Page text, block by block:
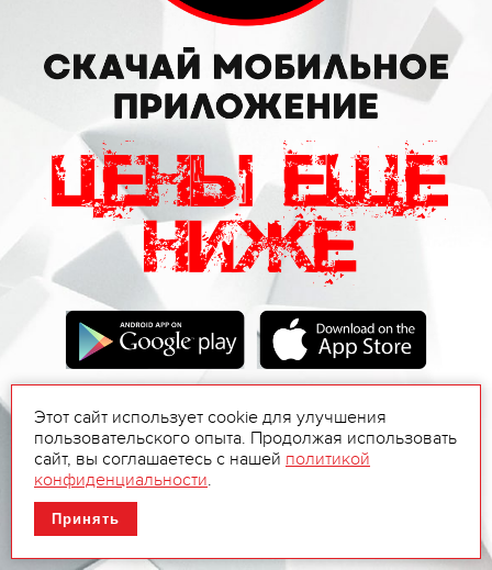
Этот сайт использует cookie для улучшения
пользовательского опыта. Продолжая использовать
сайт, вы соглашаетесь с нашей политикой
конфиденциальности.
Принять